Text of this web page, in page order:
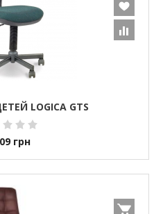
LOGICA GTS
грн